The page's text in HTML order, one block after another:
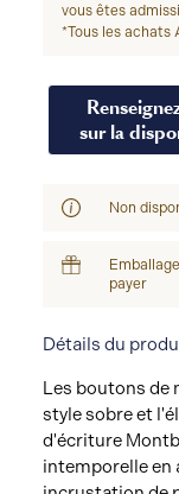
vous êtes
*Tous les achats
sur la
Non
payer
Détails du
Les boutons de
style sobre et
d'écriture
intemporelle en